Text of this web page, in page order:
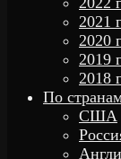
2021
2020
2019
2018
По
США